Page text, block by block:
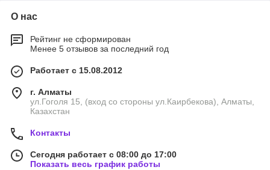
О нас
Рейтинг не сформирован
Менее 5 отзывов за последний год
Работает с 15.08.2012
г. Алматы
ул.Гоголя 15, (вход со стороны ул.Каирбекова), Алматы,
Казахстан
Контакты
Сегодня работает с 08:00 до 17:00
Показать весь график работы